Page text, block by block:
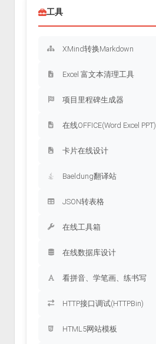
工具
XMind转换Markdown
Excel 富文本清理工具
项目里程碑生成器
在线OFFICE(Word Excel PPT)
卡片在线设计
Baeldung翻译站
JSON转表格
在线工具箱
在线数据库设计
看拼音、学笔画、练书写
HTTP接口调试(HTTPBin)
HTML5网站模板